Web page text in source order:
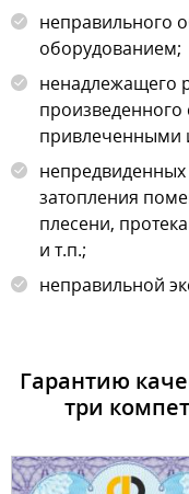
неправильного
оборудованием;
ненадлежащего
привлеченными
непредвиденных
затопления
плесени,
и т.п.;
неправильной
Гарантию
три